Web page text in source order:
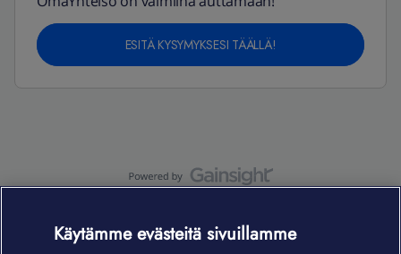
ESITÄ KYSYMYKSESI TÄÄLLÄ!
Käytämme evästeitä sivuillamme